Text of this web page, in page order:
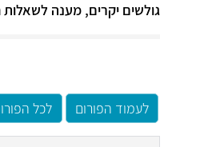
גולשים יקרים, מענה
לעמוד הפורום לכל